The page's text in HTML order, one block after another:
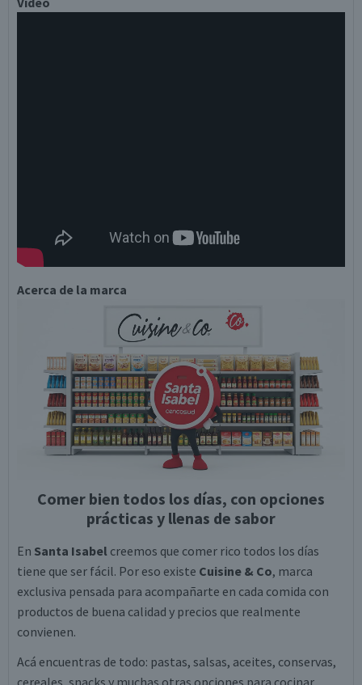
Acerca de la marca
Comer bien todos los días, con opciones
prácticas y llenas de sabor
En Santa Isabel creemos que comer rico todos los días
tiene que ser fácil. Por eso existe Cuisine & Co, marca
exclusiva pensada para acompañarte en cada comida con
productos de buena calidad y precios que realmente
convienen.
Acá encuentras de todo: pastas, salsas, aceites, conservas,